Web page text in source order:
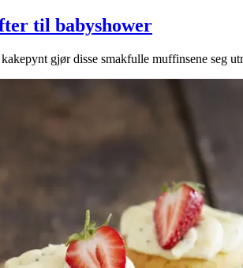
drikke
til babyshower
gjør disse smakfulle muffinsene seg